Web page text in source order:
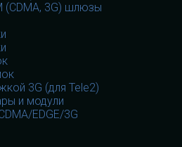
(CDMA, 3G) шлюзы
3G (для Tele2)
и модули
EDGE/3G